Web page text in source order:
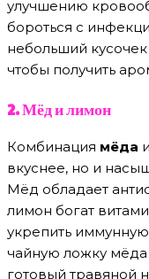
улучшению
бороться с
небольший
чтобы получить
2. Мёд и лимон
Комбинация мёда и
вкуснее, но и
Мёд обладает
лимон богат
укрепить
чайную ложку
готовый травяной